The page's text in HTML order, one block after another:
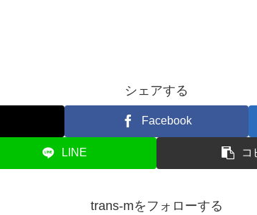
シェアする
Facebook
LINE コ
trans-mをフォローする